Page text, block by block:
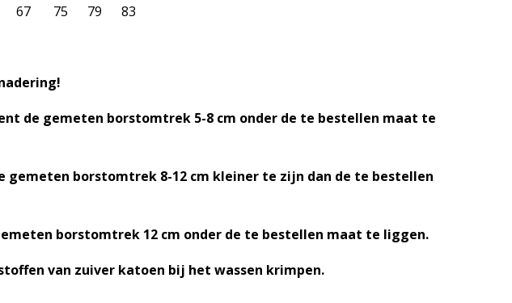
63 67 75 79 83
de gemeten borstomtrek 5-8 cm onder de te bestellen maat te
gemeten borstomtrek 8-12 cm kleiner te zijn dan de te bestellen
borstomtrek 12 cm onder de te bestellen maat te liggen.
van zuiver katoen bij het wassen krimpen.